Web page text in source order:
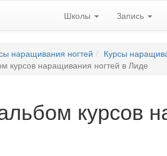
Школы Запись
наращивания ногтей
Курсы
курсов наращивания ногтей в Лиде
курсов